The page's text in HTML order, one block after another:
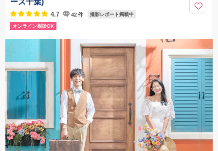
ーズ千葉)
4.7 42件 撮影レポート掲載中
オンライン相談OK